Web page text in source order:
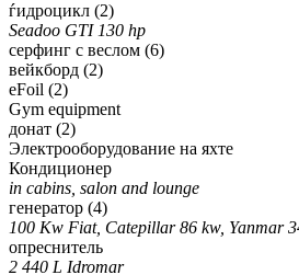
ѓидроцикл (2)
Seadoo GTI 130 hp
серфинг с веслом (6)
вейкборд (2)
eFoil (2)
Gym equipment
донат (2)
Электрооборудование на яхте
Кондиционер
in cabins, salon and lounge
генератор (4)
100 Kw Fiat, Catepillar 86 kw, Yanmar
опреснитель
2 440 L Idromar